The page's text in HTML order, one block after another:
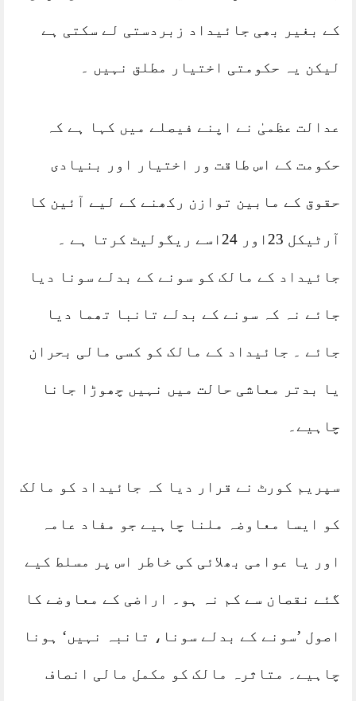
کے بغیر بھی جائیداد زبردستی لے سکتی ہے
لیکن یہ حکومتی اختیار مطلق نہیں ۔
عدالت عظمیٰ نے اپنے فیصلے میں کہا ہے کہ
حکومت کے اس طاقت ور اختیار اور بنیادی
حقوق کے مابین توازن رکھنے کے لیے آئین کا
آرٹیکل 23اور 24اسے ریگولیٹ کرتا ہے ۔
جائیداد کے مالک کو سونے کے بدلے سونا دیا
جائے نہ کہ سونے کے بدلے تانبا تھما دیا
جائے ۔ جائیداد کے مالک کو کسی مالی بحران
یا بدتر معاشی حالت میں نہیں چھوڑا جانا
چاہیے۔
سپریم کورٹ نے قرار دیا کہ جائیداد کو مالک
کو ایسا معاوضہ ملنا چاہیے جو مفاد عامہ
اور یا عوامی بھلائی کی خاطر اس پر مسلط کیے
گئے نقصان سے کم نہ ہو۔ اراضی کے معاوضے کا
اصول ’سونے کے بدلے سونا، تانبہ نہیں‘ ہونا
چاہیے۔ متاثرہ مالک کو مکمل مالی انصاف